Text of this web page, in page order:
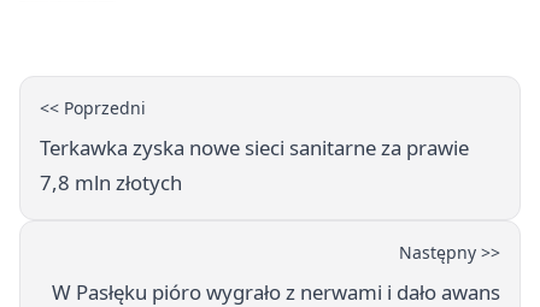
<< Poprzedni
Terkawka zyska nowe sieci sanitarne za prawie
7,8 mln złotych
Następny >>
W Pasłęku pióro wygrało z nerwami i dało awans